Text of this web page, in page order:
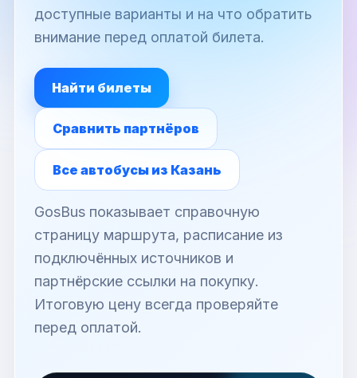
доступные варианты и на что обратить
внимание перед оплатой билета.
Найти билеты
Сравнить партнёров
Все автобусы из Казань
GosBus показывает справочную
страницу маршрута, расписание из
подключённых источников и
партнёрские ссылки на покупку.
Итоговую цену всегда проверяйте
перед оплатой.